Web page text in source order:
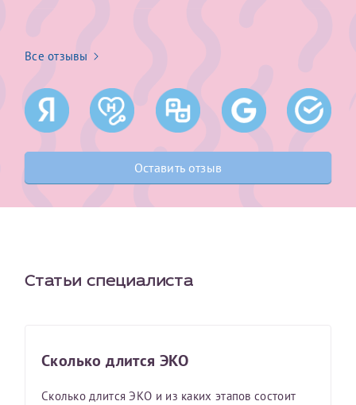
Все отзывы
Оставить отзыв
Статьи специалиста
Сколько длится ЭКО
Сколько длится ЭКО и из каких этапов состоит